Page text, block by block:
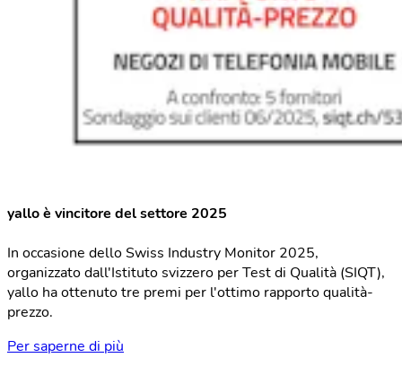
yallo è vincitore del settore 2025
In occasione dello Swiss Industry Monitor 2025,
organizzato dall'Istituto svizzero per Test di Qualità (SIQT),
yallo ha ottenuto tre premi per l'ottimo rapporto qualità-
prezzo.
Per saperne di più